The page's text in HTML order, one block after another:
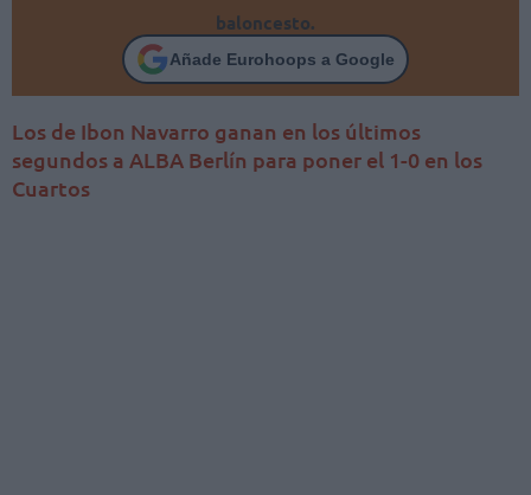
baloncesto.
Añade Eurohoops a Google
Los de Ibon Navarro ganan en los últimos
segundos a ALBA Berlín para poner el 1-0 en los
Cuartos